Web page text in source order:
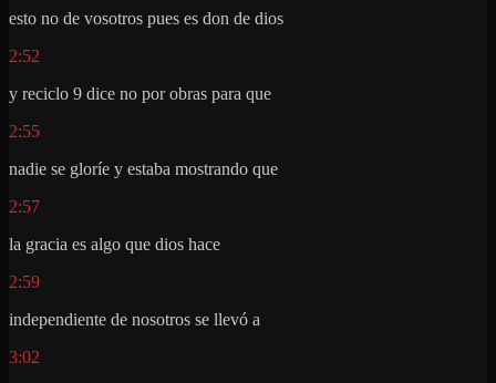
esto no de vosotros pues es don de dios
2:52
y reciclo 9 dice no por obras para que
2:55
nadie se gloríe y estaba mostrando que
2:57
la gracia es algo que dios hace
2:59
independiente de nosotros se llevó a
3:02